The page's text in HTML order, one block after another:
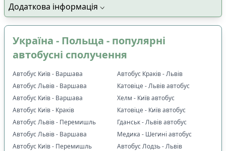
Додаткова інформація
Україна - Польща - популярні
автобусні сполучення
Автобус Київ - Варшава
Автобус Львів - Варшава
Автобус Київ - Варшава
Автобус Київ - Краків
Автобус Львів - Перемишль
Автобус Львів - Варшава
Автобус Київ - Перемишль
Автобус Краків - Львів
Катовіце - Львів автобус
Хелм - Київ автобус
Катовіце - Київ автобус
Гданськ - Львів автобус
Медика - Шегині автобус
Автобус Лодзь - Львів